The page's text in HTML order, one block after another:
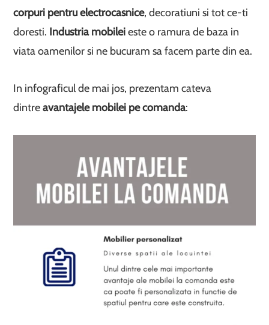
corpuri pentru electrocasnice, decoratiuni si tot ce-ti
doresti. Industria mobileieste o ramura de baza in
viata oamenilor si ne bucuram sa facem parte din ea.
In infograficul de mai jos, prezentam cateva
dintreavantajele mobilei pe comanda: